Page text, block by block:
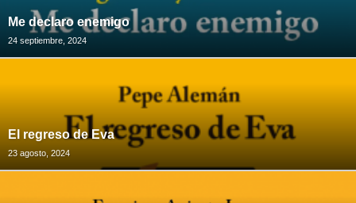
Me declaro enemigo
24 septiembre, 2024
El regreso de Eva
23 agosto, 2024